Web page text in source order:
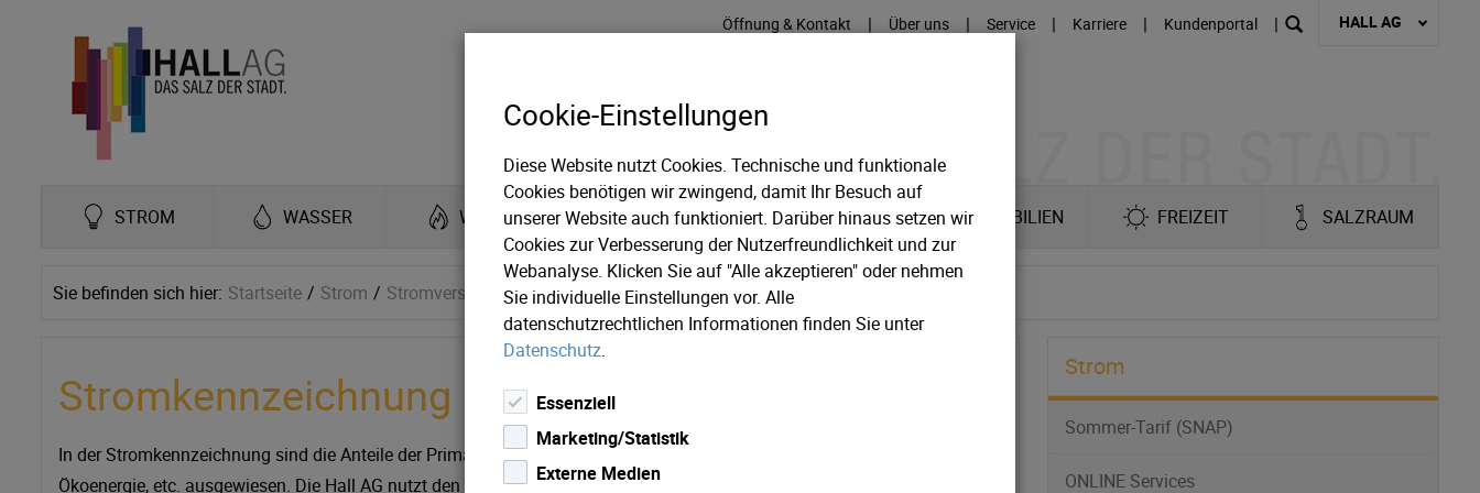
Öffnung & Kontakt | Über uns | Service | Karriere | Kundenportal | HALL AG
STROM WASSER WÄRME KÄLTE IT IMMOBILIEN FREIZEIT SALZRAUM
Sie befinden sich hier: Startseite Strom Stromversorgung Stromkennzeichnung
Stromkennzeichnung
In der Stromkennzeichnung sind die Anteile der Primärenergieträger wie Wasserkraft, Wind- kraft, Biomasse, sonstige
Ökoenergie, etc. ausgewiesen. Die Hall AG nutzt den Großteil aus erneuerbaren Energiequellen, wobei die Wasserkraft klar
Strom
Sommer-Tarif (SNAP)
ONLINE Services
Cookie-Einstellungen
Diese Website nutzt Cookies. Technische und funktionale
Cookies benötigen wir zwingend, damit Ihr Besuch auf
unserer Website auch funktioniert. Darüber hinaus setzen wir
Cookies zur Verbesserung der Nutzerfreundlichkeit und zur
Webanalyse. Klicken Sie auf "Alle akzeptieren" oder nehmen
Sie individuelle Einstellungen vor. Alle
datenschutzrechtlichen Informationen finden Sie unter
Datenschutz.
Essenziell
Marketing/Statistik
Externe Medien